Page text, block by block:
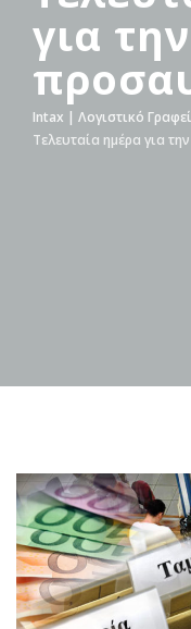
για
Intax | Λογιστικό
Τελευταία ημέρα για